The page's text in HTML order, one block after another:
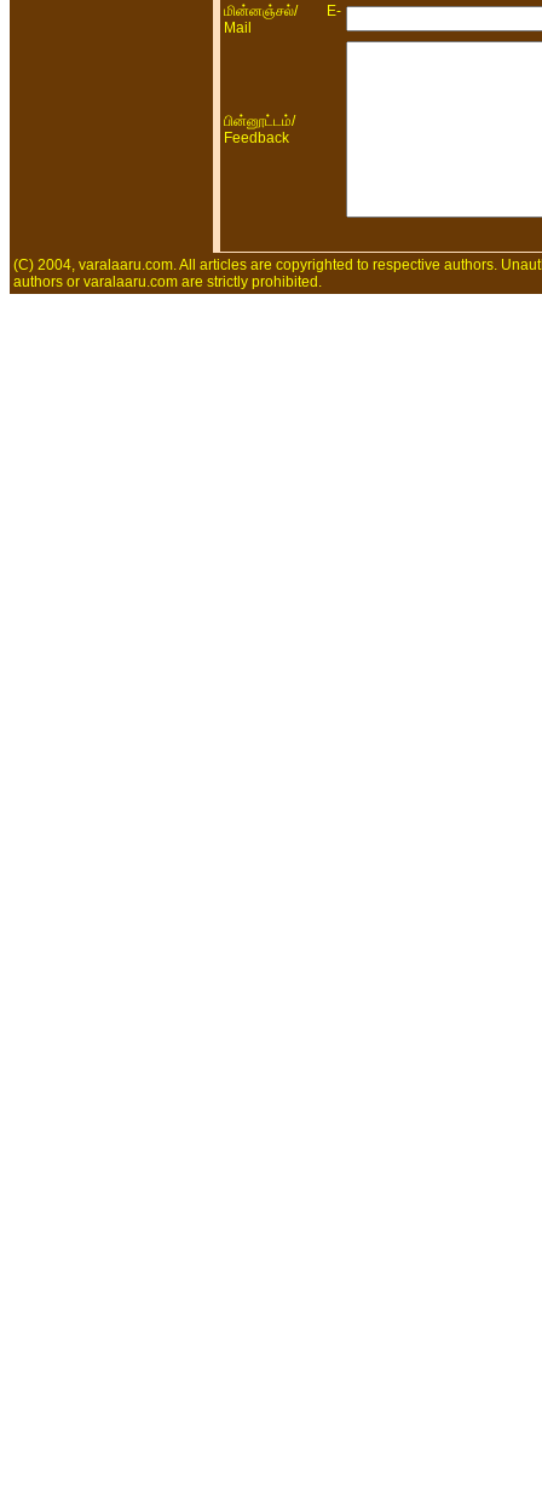
மின்னஞ்சல்/ E-
Mail
பின்னூட்டம்/
Feedback
(C) 2004, varalaaru.com. All articles are copyrighted to respective authors.
authors or varalaaru.com are strictly prohibited.